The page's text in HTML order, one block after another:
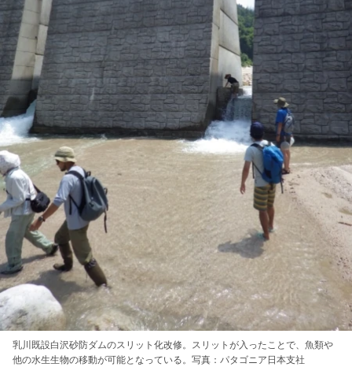
乳川既設白沢砂防ダムのスリット化改修。スリットが入ったことで、魚類や
他の水生生物の移動が可能となっている。写真：パタゴニア日本支社